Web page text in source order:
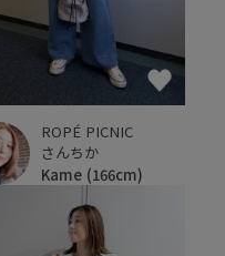
ROPÉ PICNIC
さんちか
Kame (166cm)